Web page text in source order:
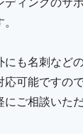
にも名刺など
応可能ですの
ご相談いた